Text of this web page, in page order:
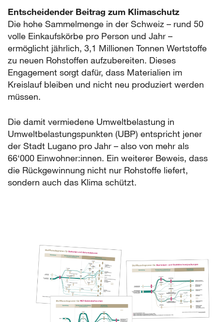
Entscheidender Beitrag zum Klimaschutz
Die hohe Sammelmenge in der Schweiz – rund 50
volle Einkaufskörbe pro Person und Jahr –
ermöglicht jährlich, 3,1 Millionen Tonnen Wertstoffe
zu neuen Rohstoffen aufzubereiten. Dieses
Engagement sorgt dafür, dass Materialien im
Kreislauf bleiben und nicht neu produziert werden
müssen.
Die damit vermiedene Umweltbelastung in
Umweltbelastungspunkten (UBP) entspricht jener
der Stadt Lugano pro Jahr – also von mehr als
66‘000 Einwohner:innen. Ein weiterer Beweis, dass
die Rückgewinnung nicht nur Rohstoffe liefert,
sondern auch das Klima schützt.